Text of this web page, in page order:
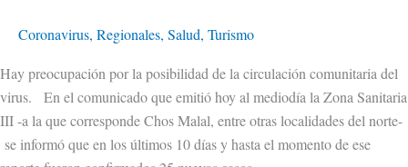
Coronavirus, Regionales, Salud, Turismo
Hay preocupación por la posibilidad de la circulación comunitaria del
virus. En el comunicado que emitió hoy al mediodía la Zona Sanitaria
III -a la que corresponde Chos Malal, entre otras localidades del norte-
se informó que en los últimos 10 días y hasta el momento de ese